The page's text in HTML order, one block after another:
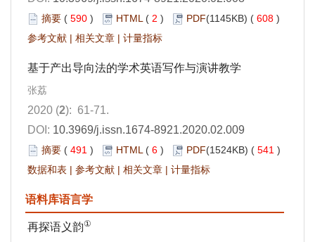
摘要 ( 590 ) HTML ( 2 ) PDF(1145KB) ( 608 )
参考文献 | 相关文章 | 计量指标
基于产出导向法的学术英语写作与演讲教学
张荔
2020 (2): 61-71.
DOI: 10.3969/j.issn.1674-8921.2020.02.009
摘要 ( 491 ) HTML ( 6 ) PDF(1524KB) ( 541 )
数据和表 | 参考文献 | 相关文章 | 计量指标
语料库语言学
再探语义韵①